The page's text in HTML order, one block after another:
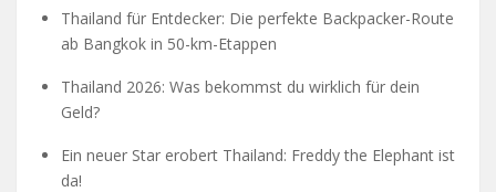
Thailand für Entdecker: Die perfekte Backpacker-Route
ab Bangkok in 50-km-Etappen
Thailand 2026: Was bekommst du wirklich für dein
Geld?
Ein neuer Star erobert Thailand: Freddy the Elephant ist
da!